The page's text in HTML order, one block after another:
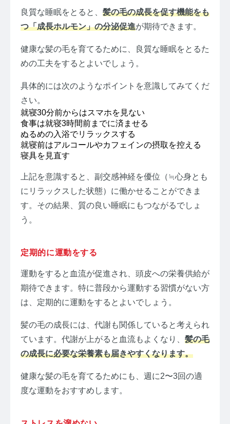
良質な睡眠をとると、 髪の毛の成長を促す機能をも
つ「成長ホルモン」の分泌促進が期待できます。
健康な髪の毛を育てるために、良質な睡眠をとるた
めの工夫をするとよいでしょう。
具体的には次のようなポイントを意識してみてくだ
さい。
就寝30分前からはスマホを見ない
食事は就寝3時間前までに済ませる
ぬるめの入浴でリラックスする
就寝前はアルコールやカフェインの摂取を控える
寝具を見直す
上記を意識すると、副交感神経を優位（≒心身とも
にリラックスした状態）に働かせることができま
す。その結果、質の良い睡眠にもつながるでしょ
う。
定期的に運動をする
運動をすると血流が促進され、頭皮への栄養供給が
期待できます。特に普段から運動する習慣がない方
は、定期的に運動をするとよいでしょう。
髪の毛の成長には、代謝も関係していると考えられ
ています。代謝が上がると血流もよくなり、 髪の毛
の成長に必要な栄養素も届きやすくなります。
健康な髪の毛を育てるためにも、週に2〜3回の適
度な運動をおすすめします。